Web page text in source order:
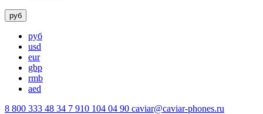
руб
руб
usd
eur
gbp
rmb
aed
8 800 333 48 34 7 910 104 04 90 caviar@caviar-phones.ru